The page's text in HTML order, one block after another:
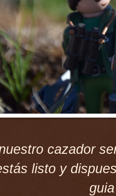
cazador
listo y